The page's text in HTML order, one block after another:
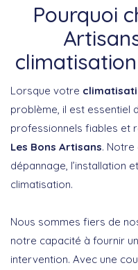
Pourquoi
Lorsque votre
problème, il est essentiel
professionnels fiables et
Les Bons Artisans. Notre
dépannage, l’installation
climatisation.
Nous sommes fiers de
notre capacité à fournir un
intervention. Avec une